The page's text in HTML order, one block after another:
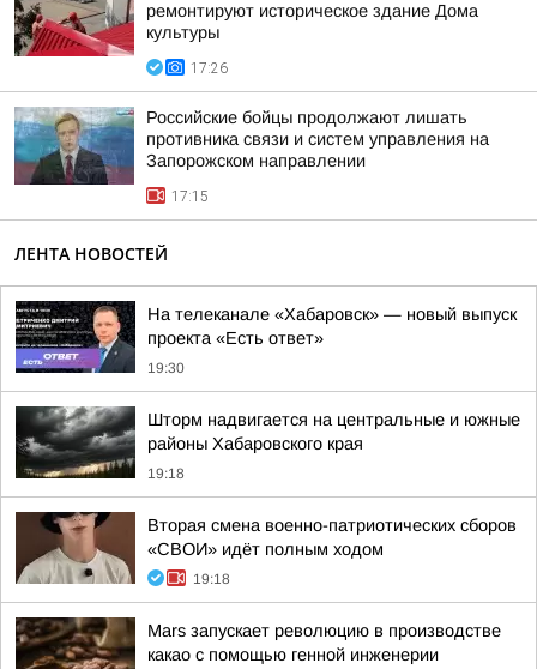
ремонтируют историческое здание Дома
культуры
17:26
Российские бойцы продолжают лишать
противника связи и систем управления на
Запорожском направлении
17:15
ЛЕНТА НОВОСТЕЙ
На телеканале «Хабаровск» — новый выпуск
проекта «Есть ответ»
19:30
Шторм надвигается на центральные и южные
районы Хабаровского края
19:18
Вторая смена военно-патриотических сборов
«СВОИ» идёт полным ходом
19:18
Mars запускает революцию в производстве
какао с помощью генной инженерии